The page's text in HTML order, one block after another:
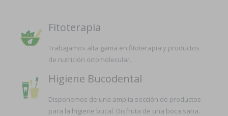
Fitoterapia
Trabajamos alta gama en fitoterapia y productos
de nutrición ortomolecular.
Higiene Bucodental
Disponemos de una amplia sección de productos
para la higiene bucal. Disfruta de una boca sana.